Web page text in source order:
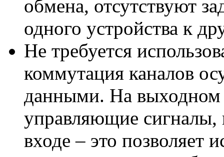
обмена, отсутствуют
одного устройства к
Не требуется
коммутация каналов
данными. На выходном
управляющие сигналы,
входе – это позволяет